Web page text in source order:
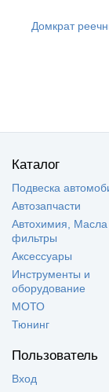
Домкрат
Каталог
Подвеска
Автозапчасти
Автохимия, Масла
фильтры
Аксессуары
Инструменты и
оборудование
МОТО
Тюнинг
Пользователь
Вход